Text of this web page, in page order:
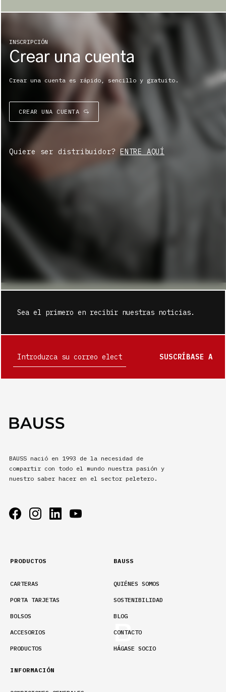
INSCRIPCIÓN
Crear una cuenta
Crear una cuenta es rápido, sencillo y gratuito.
CREAR UNA CUENTA
Quiere ser distribuidor?ENTRE AQUÍ
Sea el primero en recibir nuestras noticias.
SUSCRÍBASE A
BAUSS nació en 1993 de la necesidad de
compartir con todo el mundo nuestra pasión y
nuestro saber hacer en el sector peletero.
PRODUCTOS
CARTERAS
PORTA TARJETAS
BOLSOS
ACCESORIOS
PRODUCTOS
BAUSS
QUIÉNES SOMOS
SOSTENIBILIDAD
BLOG
CONTACTO
HÁGASE SOCIO
INFORMACIÓN